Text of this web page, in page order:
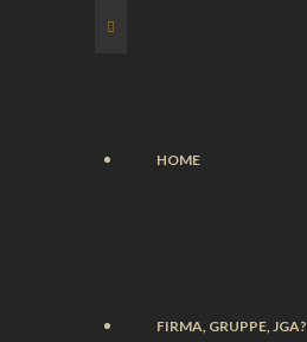
HOME
FIRMA, GRUPPE, JGA?